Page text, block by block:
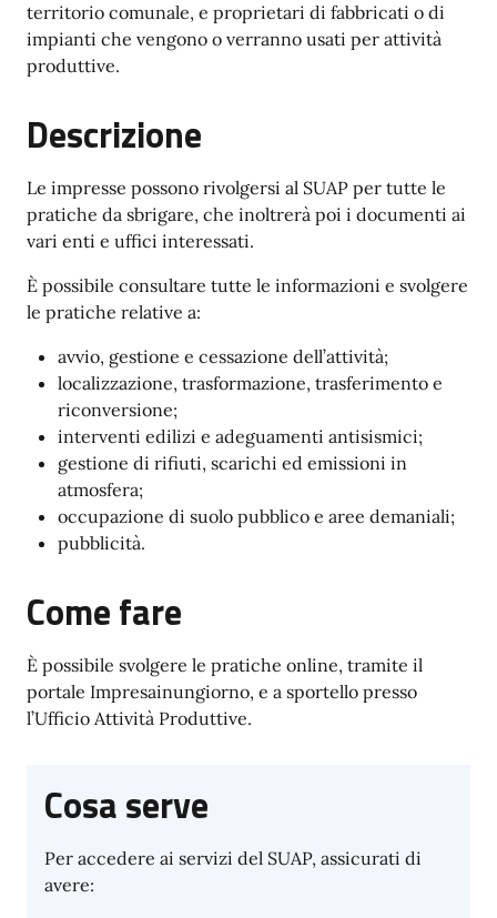
territorio comunale, e proprietari di fabbricati o di
impianti che vengono o verranno usati per attività
produttive.
Descrizione
Le impresse possono rivolgersi al SUAP per tutte le
pratiche da sbrigare, che inoltrerà poi i documenti ai
vari enti e uffici interessati.
È possibile consultare tutte le informazioni e svolgere
le pratiche relative a:
avvio, gestione e cessazione dell’attività;
localizzazione, trasformazione, trasferimento e
riconversione;
interventi edilizi e adeguamenti antisismici;
gestione di rifiuti, scarichi ed emissioni in
atmosfera;
occupazione di suolo pubblico e aree demaniali;
pubblicità.
Come fare
È possibile svolgere le pratiche online, tramite il
portale Impresainungiorno, e a sportello presso
l’Ufficio Attività Produttive.
Cosa serve
Per accedere ai servizi del SUAP, assicurati di
avere: